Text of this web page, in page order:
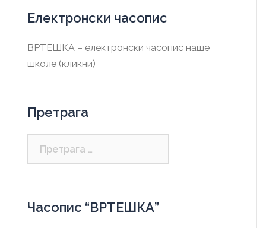
Електронски часопис
ВРТЕШКА – електронски часопис наше
школе (кликни)
Претрага
Часопис “ВРТЕШКА”